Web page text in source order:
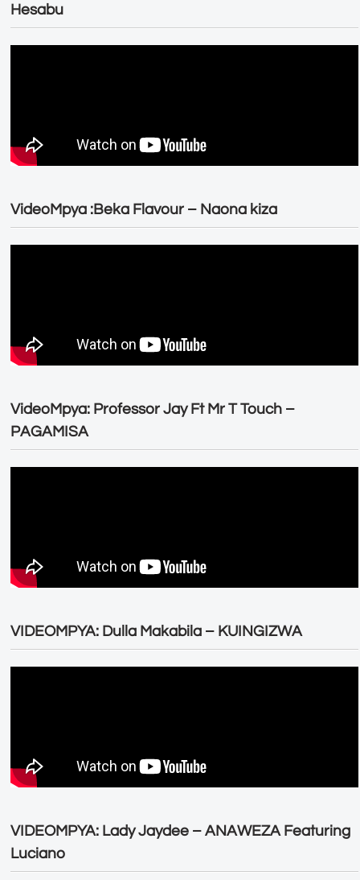
Hesabu
VideoMpya :Beka Flavour – Naona kiza
VideoMpya: Professor Jay Ft Mr T Touch –
PAGAMISA
VIDEOMPYA: Dulla Makabila – KUINGIZWA
VIDEOMPYA: Lady Jaydee – ANAWEZA Featuring
Luciano